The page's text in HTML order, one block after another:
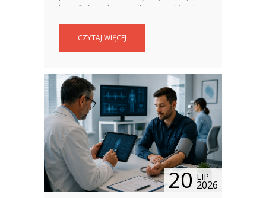
benefitów urlopowych. Sprawdź, jakie
formy wsparcia oferują pracodawcy i
dlaczego workation traci na
CZYTAJ WIĘCEJ
20 LIP
2026